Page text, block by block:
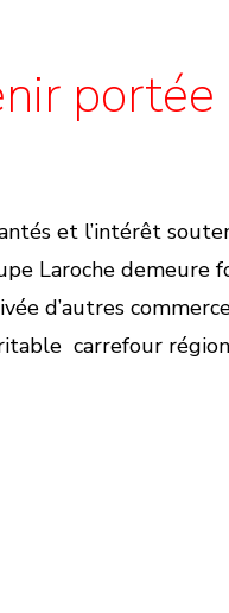
portée
et l’intérêt
Laroche
d’autres
carrefour